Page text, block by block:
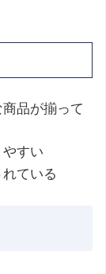
品が揃って
すい
ている